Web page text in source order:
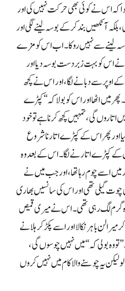
کہ اس نے کوئی بھی حرکت نہیں کی اور
آنکھیں بند کر کے بوسہ لینے لگی اور
لینے سے نہیں روکا۔ اب اس کو مزے
اس کو بہت زبردست بوسہ دیا اور
اوپر سے دبانے لگا، اور اس نے کچھ
پھر میں اٹھا اور اس کو بولا کہ “کپڑے
اتاروں گی، تمہیں کچھ کرنا ہے تو خود
اور پھر اس کے کپڑے اتارنا شروع
کے کپڑے اتارنے لگا۔ اس کے بعد وہ
اسے چوم رہا تھا، اور جب میں نے
چوت گیلی تھی اور اس کی سانسیں بھاری
گرم لگ رہی تھی۔ اس نے میری قمیص
لن باہر نکالا اور اسے پکڑ کر ہلانے
وہ بولی کہ “میں نہیں چوسوں گی،
لیکن یہ چوسنے والا کام میں نہیں کروں